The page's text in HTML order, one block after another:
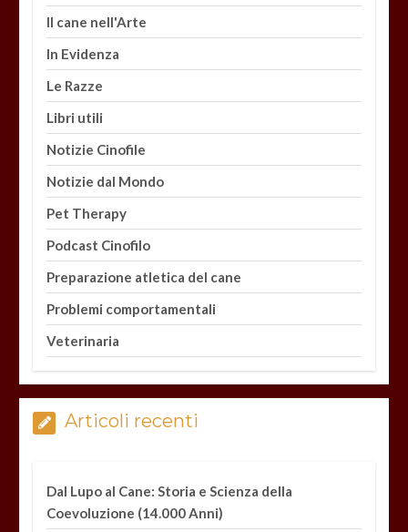
Il cane nell'Arte
In Evidenza
Le Razze
Libri utili
Notizie Cinofile
Notizie dal Mondo
Pet Therapy
Podcast Cinofilo
Preparazione atletica del cane
Problemi comportamentali
Veterinaria
Articoli recenti
Dal Lupo al Cane: Storia e Scienza della
Coevoluzione (14.000 Anni)